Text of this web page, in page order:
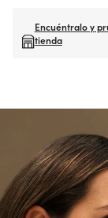
Encuéntralo y
tienda